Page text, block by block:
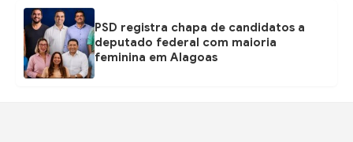
PSD registra chapa de candidatos a
deputado federal com maioria
feminina em Alagoas